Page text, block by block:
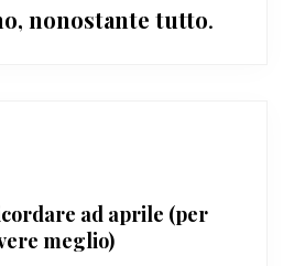
nonostante tutto.
ad aprile (per
meglio)